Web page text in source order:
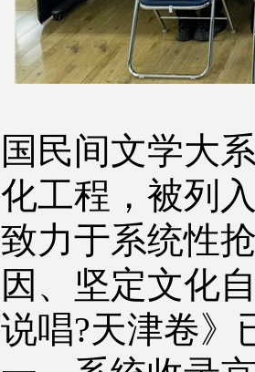
间文学大系
工程，被列
力于系统性
、坚定文化
唱?天津卷